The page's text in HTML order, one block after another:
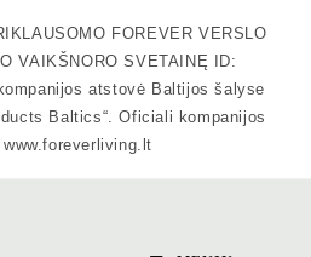
FOREVER VERSLO
VAIKŠNORO SVETAINĘ ID:
atstovė Baltijos šalyse
Baltics“. Oficiali kompanijos